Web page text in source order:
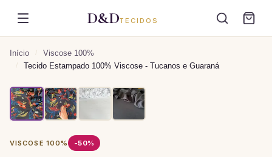
D&DTECIDOS
Início / Viscose 100%
/ Tecido Estampado 100% Viscose - Tucanos e Guaraná
VISCOSE 100% -50%